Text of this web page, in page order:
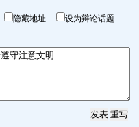
隐藏地址 设为辩论话题